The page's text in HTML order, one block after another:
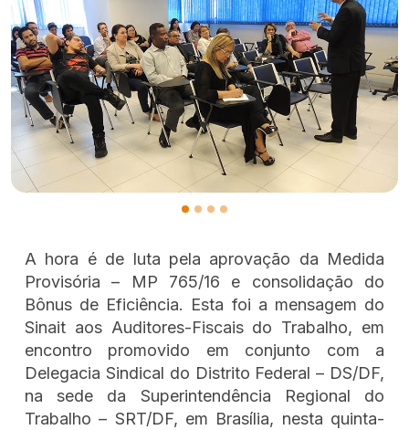
A hora é de luta pela aprovação da Medida
Provisória – MP 765/16 e consolidação do
Bônus de Eficiência. Esta foi a mensagem do
Sinait aos Auditores-Fiscais do Trabalho, em
encontro promovido em conjunto com a
Delegacia Sindical do Distrito Federal – DS/DF,
na sede da Superintendência Regional do
Trabalho – SRT/DF, em Brasília, nesta quinta-